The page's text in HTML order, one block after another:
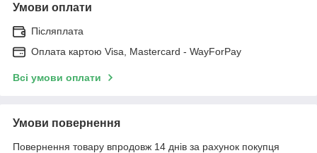
Умови оплати
Післяплата
Оплата картою Visa, Mastercard - WayForPay
Всі умови оплати
Умови повернення
Повернення товару впродовж 14 днів за рахунок покупця